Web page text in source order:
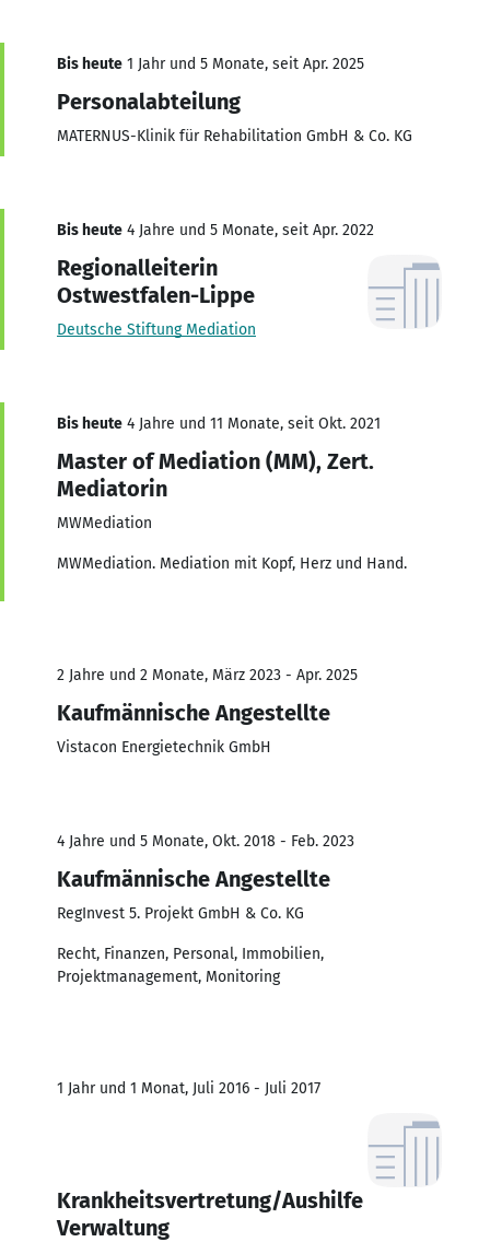
Bis heute 1 Jahr und 5 Monate, seit Apr. 2025
Personalabteilung
MATERNUS-Klinik für Rehabilitation GmbH & Co. KG
Bis heute 4 Jahre und 5 Monate, seit Apr. 2022
Regionalleiterin
Ostwestfalen-Lippe
Deutsche Stiftung Mediation
Bis heute 4 Jahre und 11 Monate, seit Okt. 2021
Master of Mediation (MM), Zert.
Mediatorin
MWMediation
MWMediation. Mediation mit Kopf, Herz und Hand.
2 Jahre und 2 Monate, März 2023 - Apr. 2025
Kaufmännische Angestellte
Vistacon Energietechnik GmbH
4 Jahre und 5 Monate, Okt. 2018 - Feb. 2023
Kaufmännische Angestellte
RegInvest 5. Projekt GmbH & Co. KG
Recht, Finanzen, Personal, Immobilien,
Projektmanagement, Monitoring
1 Jahr und 1 Monat, Juli 2016 - Juli 2017
Krankheitsvertretung/Aushilfe
Verwaltung